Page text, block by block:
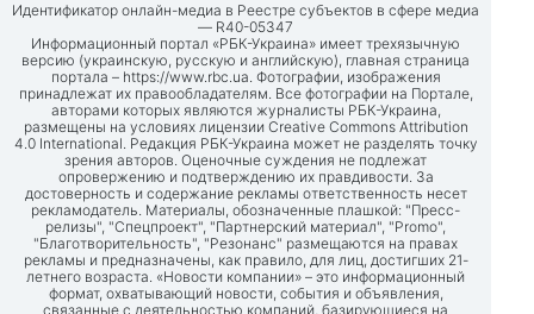
Идентификатор онлайн-медиа в Реестре субъектов в сфере медиа
— R40-05347
Информационный портал «РБК-Украина» имеет трехязычную
версию (украинскую, русскую и английскую), главная страница
портала – https://www.rbc.ua. Фотографии, изображения
принадлежат их правообладателям. Все фотографии на Портале,
авторами которых являются журналисты РБК-Украина,
размещены на условиях лицензии Creative Commons Attribution
4.0 International. Редакция РБК-Украина может не разделять точку
зрения авторов. Оценочные суждения не подлежат
опровержению и подтверждению их правдивости. За
достоверность и содержание рекламы ответственность несет
рекламодатель. Материалы, обозначенные плашкой: "Пресс-
релизы", "Спецпроект", "Партнерский материал", "Promo",
"Благотворительность", "Резонанс" размещаются на правах
рекламы и предназначены, как правило, для лиц, достигших 21-
летнего возраста. «Новости компании» – это информационный
формат, охватывающий новости, события и объявления,
связанные с деятельностью компаний, базирующиеся на